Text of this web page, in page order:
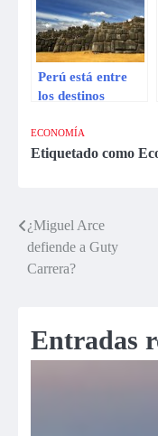
Perú está entre
los destinos
millonarios
ECONOMÍA
Etiquetado como
Navegación
de
¿Miguel Arce
defiende a Guty
Carrera?
Entradas